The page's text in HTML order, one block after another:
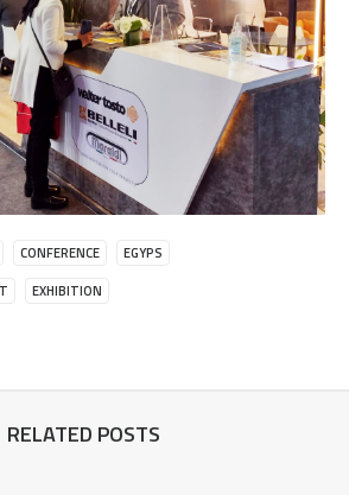
CONFERENCE
EGYPS
EXHIBITION
RELATED POSTS